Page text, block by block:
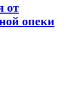
от
опеки